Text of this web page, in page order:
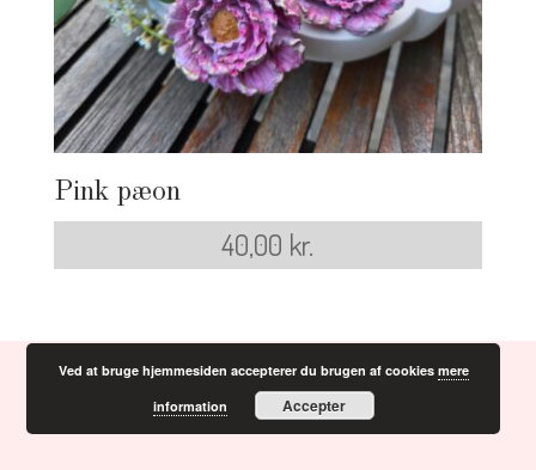
Pink pæon
40,00 kr.
Ved at bruge hjemmesiden accepterer du brugen af cookies mere
information
Accepter